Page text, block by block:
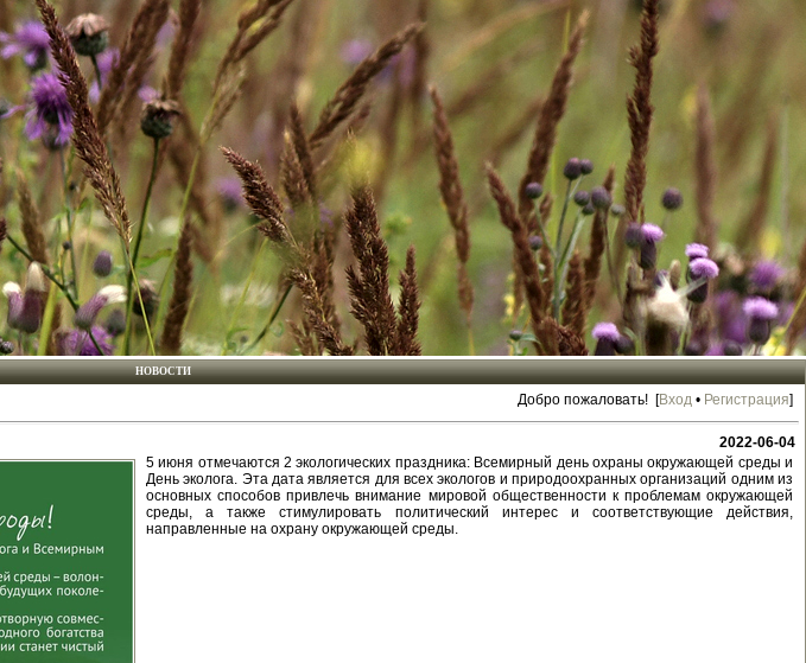
НОВОСТИ
Добро пожаловать! [Вход • Регистрация]
2022-06-04
5 июня отмечаются 2 экологических праздника: Всемирный день охраны окружающей среды и
День эколога. Эта дата является для всех экологов и природоохранных организаций одним из
основных способов привлечь внимание мировой общественности к проблемам окружающей
среды, а также стимулировать политический интерес и соответствующие действия,
направленные на охрану окружающей среды.